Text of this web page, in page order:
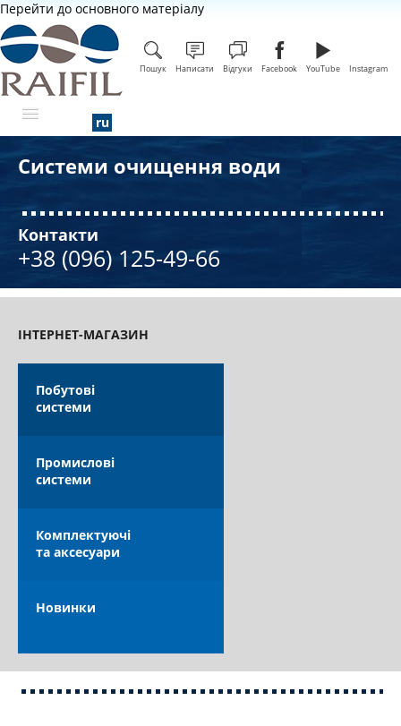
Перейти до основного матеріалу
Пошук Написати Відгуки Facebook YouTube Instagram
ПРО КОМПАНІЮ
ОПЛАТА ТА ДОСТАВКА
Системи очищення води
Контакти
+38 (096) 125-49-66
ІНТЕРНЕТ-МАГАЗИН
Побутові
системи
Промислові
системи
Комплектуючі
та аксесуари
Новинки